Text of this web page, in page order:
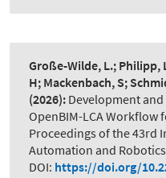
Große-Wilde, L.; Philipp,
H; Mackenbach, S;
(2026): Development
OpenBIM-LCA Workflow
Proceedings of the 43rd
Automation and
DOI: https://doi.org/